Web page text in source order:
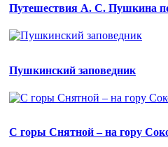
Путешествия А. С. Пушкина
Пушкинский заповедник
С горы Снятной – на гору